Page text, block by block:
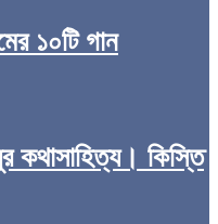
১০টি গান
কথাসাহিত্য। কিস্তি